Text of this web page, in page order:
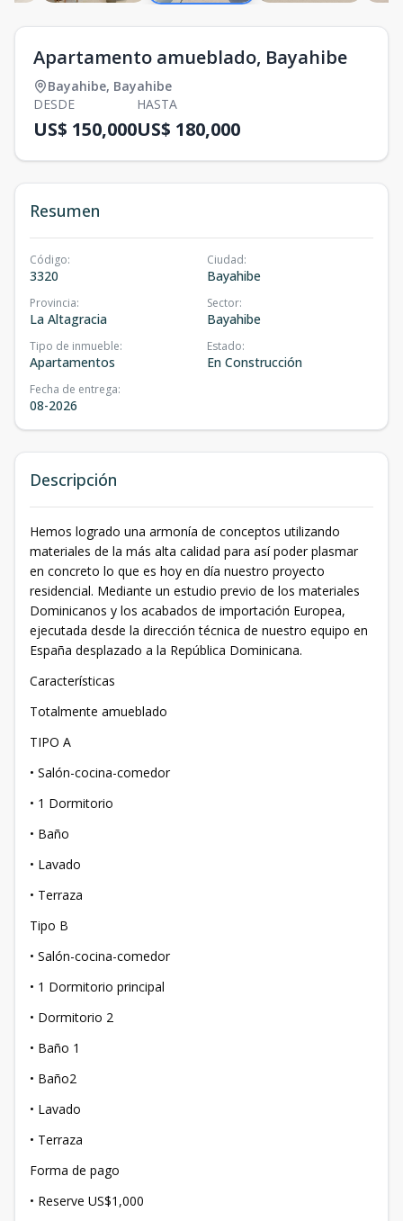
Apartamento amueblado, Bayahibe
Bayahibe, Bayahibe
DESDE
US$ 150,000
HASTA
US$ 180,000
Resumen
Código:
3320
Ciudad:
Bayahibe
Provincia:
La Altagracia
Sector:
Bayahibe
Tipo de inmueble:
Apartamentos
Estado:
En Construcción
Fecha de entrega:
08-2026
Descripción
Hemos logrado una armonía de conceptos utilizando
materiales de la más alta calidad para así poder plasmar
en concreto lo que es hoy en día nuestro proyecto
residencial. Mediante un estudio previo de los materiales
Dominicanos y los acabados de importación Europea,
ejecutada desde la dirección técnica de nuestro equipo en
España desplazado a la República Dominicana.
Características
Totalmente amueblado
TIPO A
• Salón-cocina-comedor
• 1 Dormitorio
• Baño
• Lavado
• Terraza
Tipo B
• Salón-cocina-comedor
• 1 Dormitorio principal
• Dormitorio 2
• Baño 1
• Baño2
• Lavado
• Terraza
Forma de pago
• Reserve US$1,000